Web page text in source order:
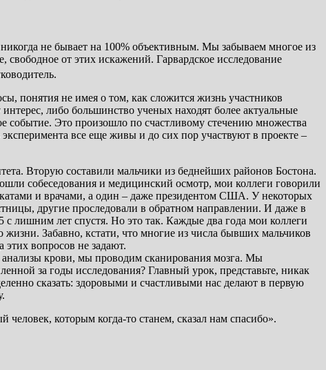
не бывает на 100% объективным. Мы забываем многое из
от этих искажений. Гарвардское исследование
понятия не имея о том, как сложится жизнь участников
либо большинство ученых находят более актуальные
событие. Это произошло по счастливому стечению множества
все еще живы и до сих пор участвуют в проекте –
Вторую составили мальчики из беднейших районов Бостона.
собеседования и медицинский осмотр, мои коллеги говорили
и врачами, а один – даже президентом США. У некоторых
другие проследовали в обратном направлении. И даже в
с лишним лет спустя. Но это так. Каждые два года мои коллеги
Забавно, кстати, что многие из числа бывших мальчиков
вопросов не задают.
крови, мы проводим сканирования мозга. Мы
за годы исследования? Главный урок, представьте, никак
сказать: здоровыми и счастливыми нас делают в первую
которым когда-то станем, сказал нам спасибо».